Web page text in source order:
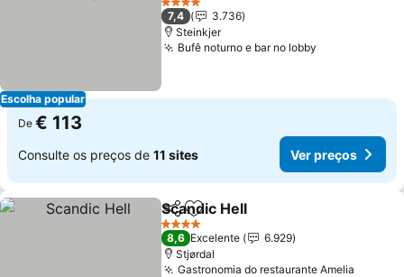
Escolha popular
4 Estrelas
7,4
3.736
Steinkjer
Bufê noturno e bar no lobby
De € 113
Consulte os preços de 11 sites Ver preços
PartilharAdicionar aos favoritos
Scandic Hell
4 Estrelas
8,6 Excelente
6.929
Stjørdal
Gastronomia do restaurante Amelia